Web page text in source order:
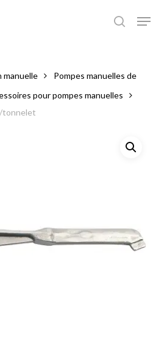
manuelle
Pompes manuelles de
pour pompes manuelles
tonnelet